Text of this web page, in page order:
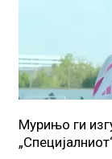
Мурињо ги